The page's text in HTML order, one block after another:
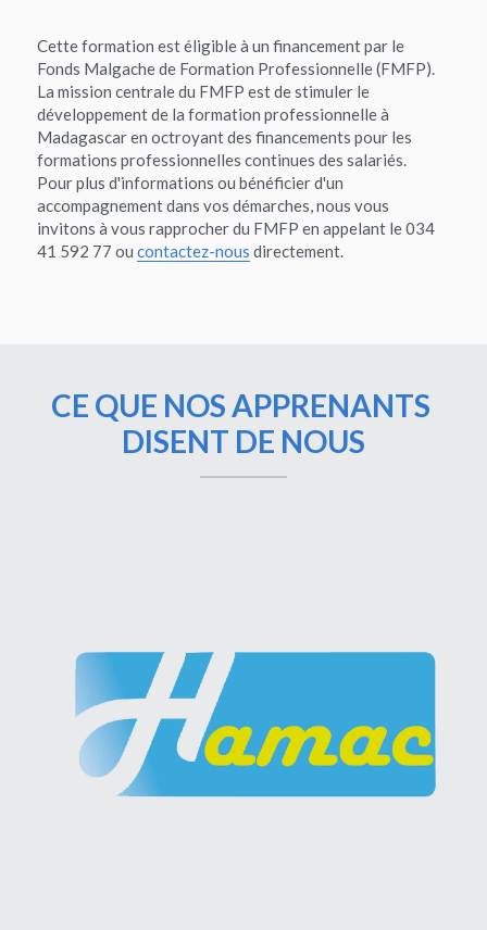
Cette formation est éligible à un financement par le
Fonds Malgache de Formation Professionnelle (FMFP).
La mission centrale du FMFP est de stimuler le
développement de la formation professionnelle à
Madagascar en octroyant des financements pour les
formations professionnelles continues des salariés.
Pour plus d'informations ou bénéficier d'un
accompagnement dans vos démarches, nous vous
invitons à vous rapprocher du FMFP en appelant le 034
41 592 77 ou contactez-nous directement.
CE QUE NOS APPRENANTS
DISENT DE NOUS